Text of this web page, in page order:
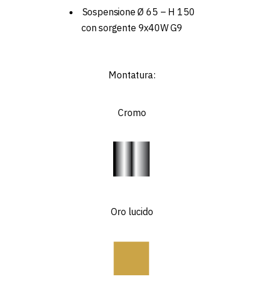
Sospensione Ø 65 – H 150
con sorgente 9x40W G9
Montatura:
Cromo
Oro lucido